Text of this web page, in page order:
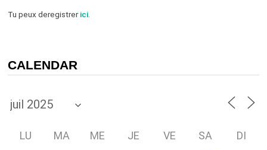
Tu peux deregistrerici.
CALENDAR
LU MA ME JE VE SA DI